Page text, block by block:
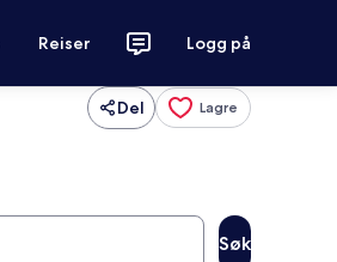
Reiser Logg på
Del Lagre
Søk